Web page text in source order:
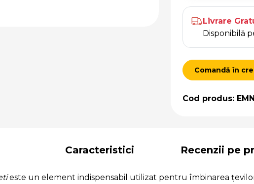
Livrare
Disponibilă
Comandă în
Cod produs:
Caracteristici Recenzii pe
este un element indispensabil utilizat pentru îmbinarea